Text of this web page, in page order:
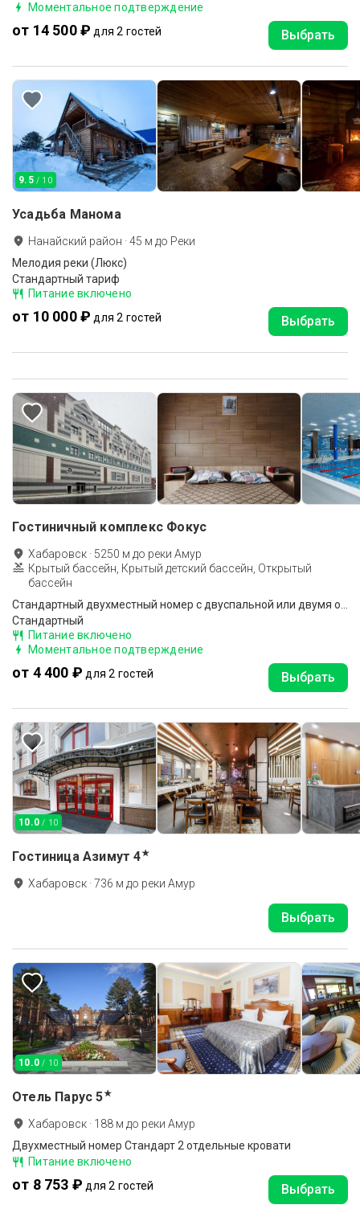
Моментальное подтверждение
от 14 500 ₽ для 2 гостей Выбрать
9.5 / 10
Усадьба Манома
Нанайский район ·45 м до Реки
Мелодия реки (Люкс)
Стандартный тариф
Питание включено
от 10 000 ₽ для 2 гостей Выбрать
Гостиничный комплекс Фокус
Хабаровск · 5250 м до реки Амур
Крытый бассейн, Крытый детский бассейн, Открытый
бассейн
Стандартный
Питание включено
Моментальное подтверждение
от 4 400 ₽ для 2 гостей Выбрать
10.0 / 10
Гостиница Азимут 4★
Хабаровск ·736 м до реки Амур
Выбрать
10.0 / 10
Отель Парус 5★
Хабаровск · 188 м до реки Амур
Двухместный номер Стандарт 2 отдельные кровати
Питание включено
от 8 753 ₽ для 2 гостей Выбрать